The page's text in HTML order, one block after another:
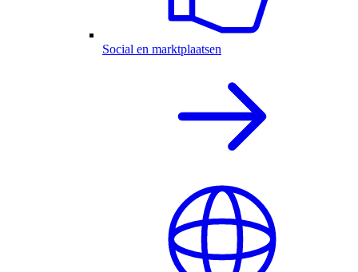
Social en marktplaatsen